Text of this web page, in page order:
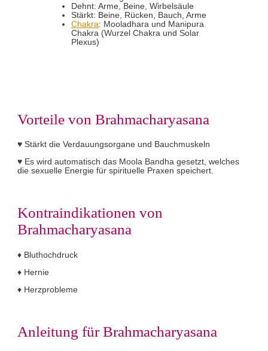
Dehnt: Arme, Beine, Wirbelsäule
Stärkt: Beine, Rücken, Bauch, Arme
Chakra: Mooladhara und Manipura
Chakra (Wurzel Chakra und Solar
Plexus)
Vorteile von Brahmacharyasana
♥ Stärkt die Verdauungsorgane und Bauchmuskeln
♥ Es wird automatisch das Moola Bandha gesetzt, welches
die sexuelle Energie für spirituelle Praxen speichert.
Kontraindikationen von
Brahmacharyasana
♦ Bluthochdruck
♦ Hernie
♦ Herzprobleme
Anleitung für Brahmacharyasana